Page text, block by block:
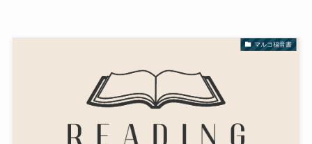
マルコ福音書